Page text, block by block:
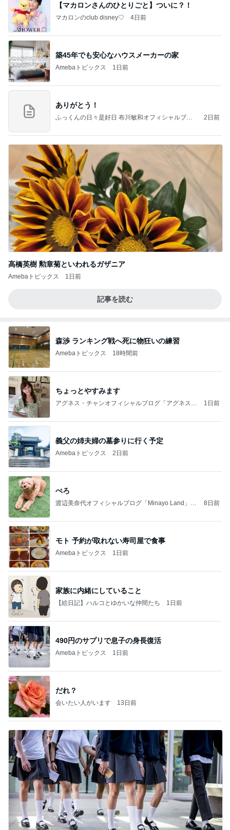
【マカロンさんのひとりごと】ついに？！
マカロンのclub disney♡ 4日前
築45年でも安心なハウスメーカーの家
Amebaトピックス 1日前
ありがとう！
ふっくんの日々是好日 布川敏和オフィシャルブロ
2日前
高橋英樹 勲章菊といわれるガザニア
Amebaトピックス 1日前
記事を読む
森渉 ランキング戦へ死に物狂いの練習
Amebaトピックス 18時間前
ちょっとやすみます
アグネス・チャンオフィシャルブログ「アグネスち
1日前
義父の姉夫婦の墓参りに行く予定
Amebaトピックス 2日前
ぺろ
渡辺美奈代オフィシャルブログ「Minayo Land」P
8日前
モト 予約が取れない寿司屋で食事
Amebaトピックス 1日前
家族に内緒にしていること
【絵日記】ハルコとゆかいな仲間たち 1日前
490円のサプリで息子の身長復活
Amebaトピックス 1日前
だれ？
会いたい人がいます 13日前